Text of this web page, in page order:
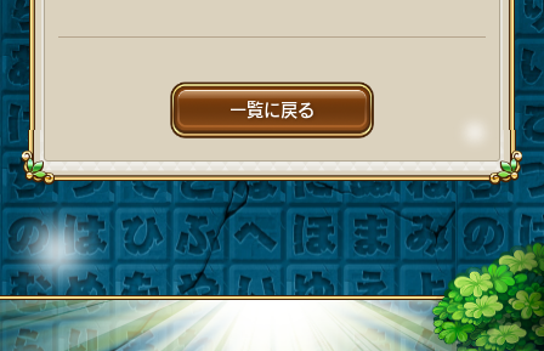
一覧に戻る